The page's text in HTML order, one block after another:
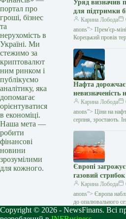
портал про
гроші, бізнес
та
нерухомість в
Україні. Ми
стежимо за
криптовалют
ним ринком і
публікуємо
аналітику, яка
допомагає
орієнтуватися
в економіці.
Наша мета —
робити
фінансові
новини
зрозумілими
для кожного.
Уряд визначив
для підтримки
російських
Карина Лобода
anons”> Прем'єр-
Корецький провів
та логістичних
російських ударів
Нафта дорожчає
невизначеність
переговорів
— Мінфін
Карина Лобода
anons”> Ціни на
серпня, зростають.
судноплавства через
протоку,
Європі
газовий
сховища майже
зимою —
Карина Лобода
anons”> Європа
до опалювального
за всю історію
запасів природного
Copyright © 2026 - NewsFinans. Всі